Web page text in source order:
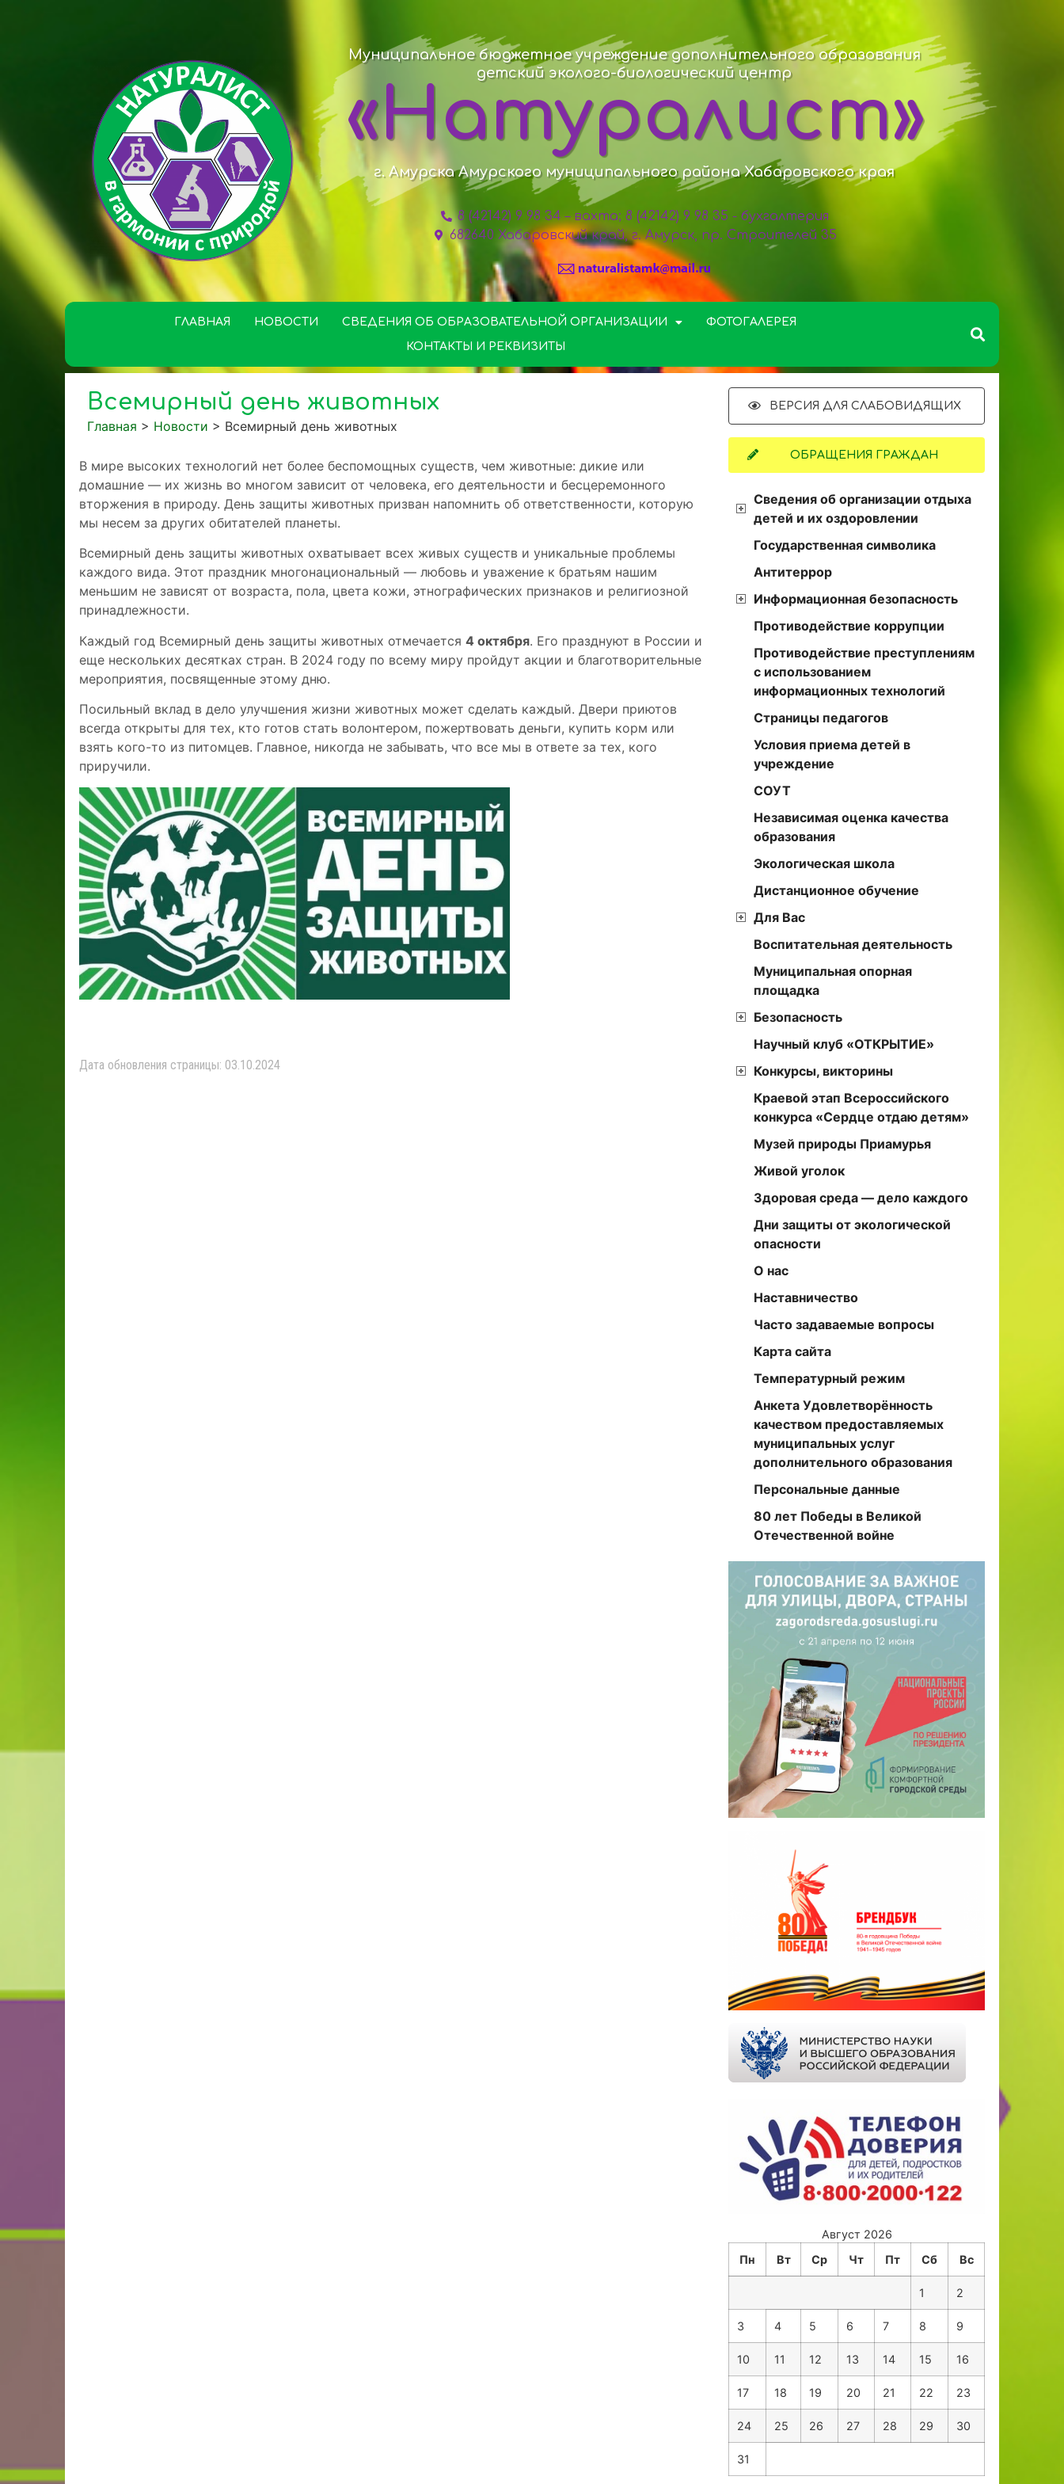
Муниципальное бюджетное учреждение дополнительного образования
детский эколого-биологический центр
«Натуралист»
г. Амурска Амурского муниципального района Хабаровского края
8 (42142) 9 98 34 – вахта; 8 (42142) 9 98 35 - бухгалтерия
682640 Хабаровский край, г. Амурск, пр. Строителей 35
ГЛАВНАЯ НОВОСТИ СВЕДЕНИЯ ОБ ОБРАЗОВАТЕЛЬНОЙ ОРГАНИЗАЦИИ ФОТОГАЛЕРЕЯ
КОНТАКТЫ И РЕКВИЗИТЫ
Всемирный день животных
Главная > Новости > Всемирный день животных
В мире высоких технологий нет более беспомощных существ, чем животные: дикие или
домашние — их жизнь во многом зависит от человека, его деятельности и бесцеремонного
вторжения в природу. День защиты животных призван напомнить об ответственности, которую
мы несем за других обитателей планеты.
Всемирный день защиты животных охватывает всех живых существ и уникальные проблемы
каждого вида. Этот праздник многонациональный — любовь и уважение к братьям нашим
меньшим не зависят от возраста, пола, цвета кожи, этнографических признаков и религиозной
принадлежности.
Каждый год Всемирный день защиты животных отмечается 4 октября. Его празднуют в России и
еще нескольких десятках стран. В 2024 году по всему миру пройдут акции и благотворительные
мероприятия, посвященные этому дню.
Посильный вклад в дело улучшения жизни животных может сделать каждый. Двери приютов
всегда открыты для тех, кто готов стать волонтером, пожертвовать деньги, купить корм или
взять кого-то из питомцев. Главное, никогда не забывать, что все мы в ответе за тех, кого
приручили.
Дата обновления страницы: 03.10.2024
ВЕРСИЯ ДЛЯ СЛАБОВИДЯЩИХ
ОБРАЩЕНИЯ ГРАЖДАН
Сведения об организации отдыха
детей и их оздоровлении
Государственная символика
Антитеррор
Информационная безопасность
Противодействие коррупции
Противодействие преступлениям
с использованием
информационных технологий
Страницы педагогов
Условия приема детей в
учреждение
СОУТ
Независимая оценка качества
образования
Экологическая школа
Дистанционное обучение
Для Вас
Воспитательная деятельность
Муниципальная опорная
площадка
Безопасность
Научный клуб «ОТКРЫТИЕ»
Конкурсы, викторины
Краевой этап Всероссийского
конкурса «Сердце отдаю детям»
Музей природы Приамурья
Живой уголок
Здоровая среда — дело каждого
Дни защиты от экологической
опасности
О нас
Наставничество
Часто задаваемые вопросы
Карта сайта
Температурный режим
Анкета Удовлетворённость
качеством предоставляемых
муниципальных услуг
дополнительного образования
Персональные данные
80 лет Победы в Великой
Отечественной войне
Август 2026
Пн
Вт Ср Чт Пт Сб Вс
1 2
3 4 5 6 7 8 9
10 11 12 13 14 15 16
17 18 19 20 21 22 23
24 25 26 27 28 29 30
31